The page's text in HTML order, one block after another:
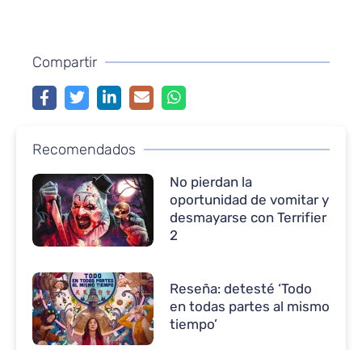
Compartir
Recomendados
No pierdan la
oportunidad de vomitar y
desmayarse con Terrifier
2
Reseña: detesté ‘Todo
en todas partes al mismo
tiempo’